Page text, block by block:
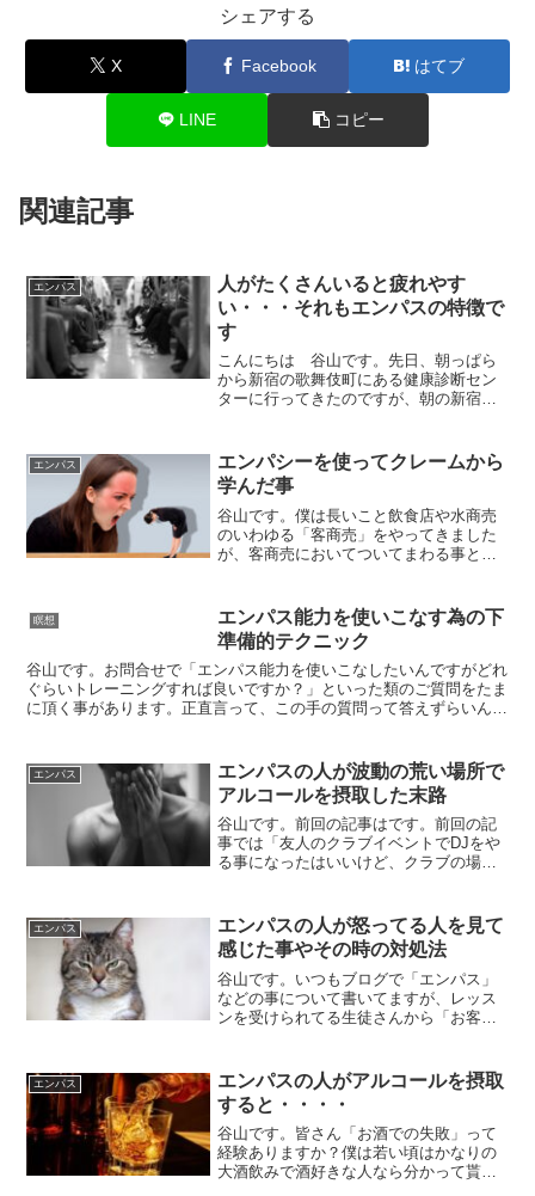
シェアする
X Facebook はてブ
LINE コピー
関連記事
エンパス
人がたくさんいると疲れやす
い・・・それもエンパスの特徴で
す
こんにちは 谷山です。先日、朝っぱら
から新宿の歌舞伎町にある健康診断セン
ターに行ってきたのですが、朝の新宿は
す。今日はそんな「人混み」にまみれな
がら思った事などを書い...
エンパス
エンパシーを使ってクレームから
学んだ事
谷山です。僕は長いこと飲食店や水商売
のいわゆる「客商売」をやってきました
が、客商売においてついてまわる事とし
も、その嫌なクレームも別の側面から見
れば「お客様のご意見」と...
瞑想
エンパス能力を使いこなす為の下
準備的テクニック
谷山です。お問合せで「エンパス能力を使いこなしたいんですがどれ
ぐらいトレーニングすれば良いですか？」といった類のご質問をたま
に頂く事があります。正直言って、この手の質問って答えずらいんで
エンパス
エンパスの人が波動の荒い場所で
アルコールを摂取した末路
谷山です。前回の記事はです。前回の記
事では「友人のクラブイベントでDJをや
る事になったはいいけど、クラブの場所
て、DJプレイ中に記憶が飛んだ僕は一体
何をやっていたのでし...
エンパス
エンパスの人が怒ってる人を見て
感じた事やその時の対処法
谷山です。いつもブログで「エンパス」
などの事について書いてますが、レッス
ンを受けられてる生徒さんから「お客さ
を聞きました。「自分はエンパス体質だ
けどコントロールの仕方が...
エンパス
エンパスの人がアルコールを摂取
すると・・・・
谷山です。皆さん「お酒での失敗」って
経験ありますか？僕は若い頃はかなりの
大酒飲みで酒好きな人なら分かって貰え